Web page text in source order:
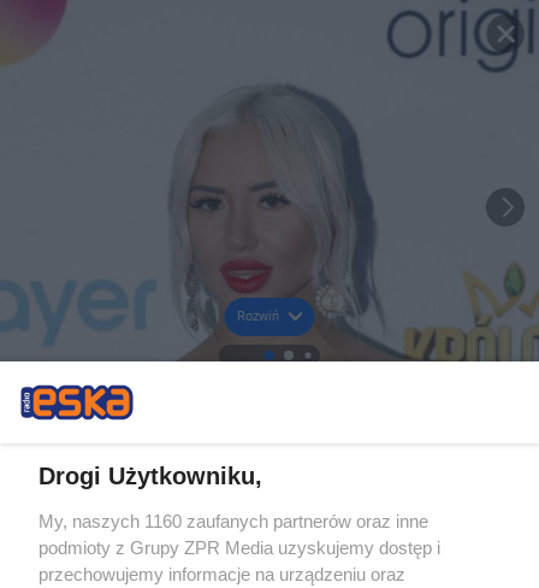
Rozwiń
Drogi Użytkowniku,
My, naszych 1160 zaufanych partnerów oraz inne
podmioty z Grupy ZPR Media uzyskujemy dostęp i
przechowujemy informacje na urządzeniu oraz